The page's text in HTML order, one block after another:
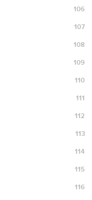
106
107
108
109
110
111
112
113
114
115
116